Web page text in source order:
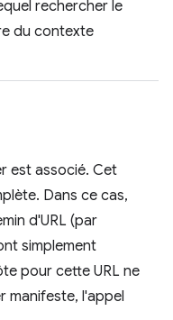
rechercher le
du contexte
est associé. Cet
Dans ce cas,
d'URL (par
simplement
pour cette URL ne
manifeste, l'appel